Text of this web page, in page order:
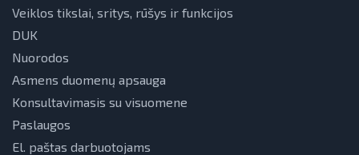
Veiklos tikslai, sritys, rūšys ir funkcijos
DUK
Nuorodos
Asmens duomenų apsauga
Konsultavimasis su visuomene
Paslaugos
El. paštas darbuotojams